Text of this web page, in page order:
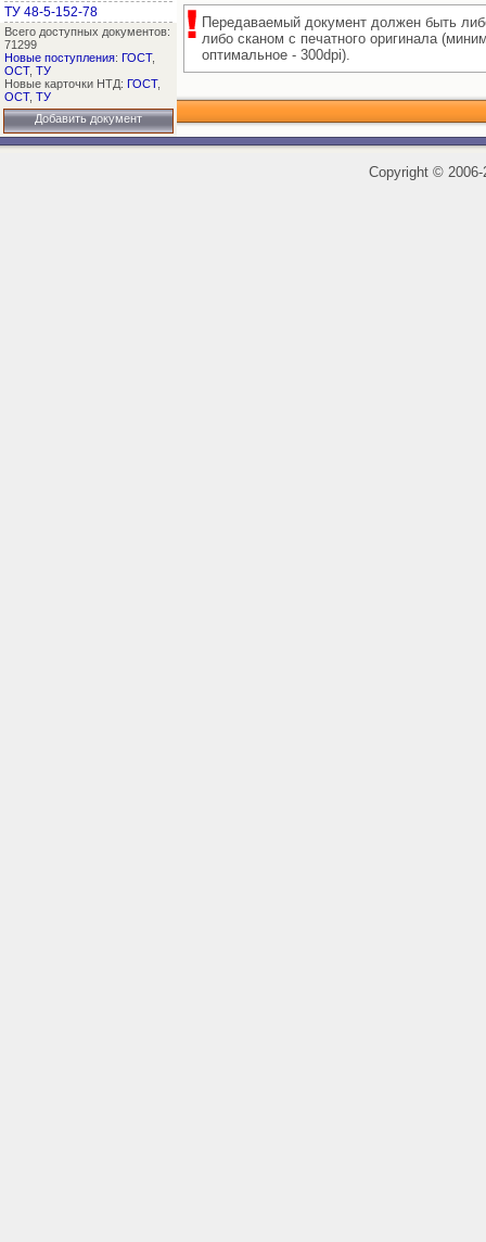
ТУ 48-5-152-78
Всего доступных документов:
71299
Новые поступления: ГОСТ,
ОСТ, ТУ
Новые карточки НТД: ГОСТ,
ОСТ, ТУ
Добавить документ
Передаваемый документ должен быть
либо сканом с печатного оригинала
оптимальное - 300dpi).
Copyright ©